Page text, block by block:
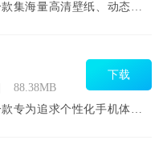
清壁纸、动态主题、视频桌面及个性化手机
88.38MB
个性化手机体验的伙伴打造的主题美化小伙
下载